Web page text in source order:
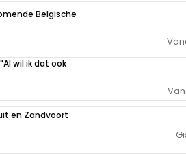
Belgische
wil ik dat ook
en Zandvoort